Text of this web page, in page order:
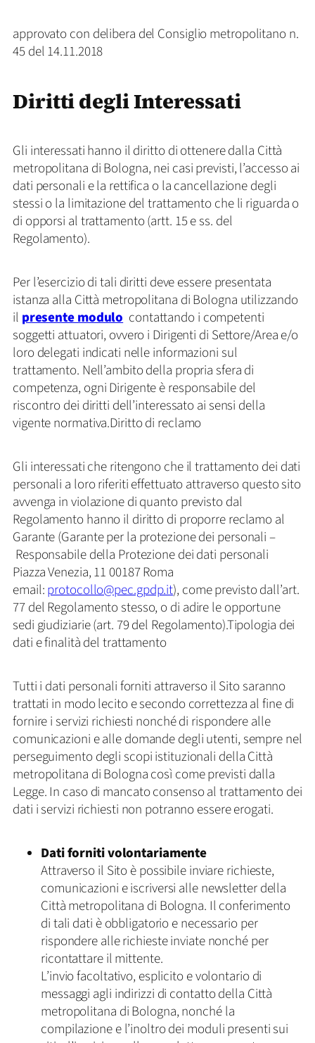
approvato con delibera del Consiglio metropolitano n.
45 del 14.11.2018
Diritti degli Interessati
Gli interessati hanno il diritto di ottenere dalla Città
metropolitana di Bologna, nei casi previsti, l’accesso ai
dati personali e la rettifica o la cancellazione degli
stessi o la limitazione del trattamento che li riguarda o
di opporsi al trattamento (artt. 15 e ss. del
Regolamento).
Per l’esercizio di tali diritti deve essere presentata
istanza alla Città metropolitana di Bologna utilizzando
il presente modulo contattando i competenti
soggetti attuatori, ovvero i Dirigenti di Settore/Area e/o
loro delegati indicati nelle informazioni sul
trattamento. Nell’ambito della propria sfera di
competenza, ogni Dirigente è responsabile del
riscontro dei diritti dell’interessato ai sensi della
vigente normativa.Diritto di reclamo
Gli interessati che ritengono che il trattamento dei dati
personali a loro riferiti effettuato attraverso questo sito
avvenga in violazione di quanto previsto dal
Regolamento hanno il diritto di proporre reclamo al
Garante (Garante per la protezione dei personali –
Responsabile della Protezione dei dati personali
Piazza Venezia, 11 00187 Roma
email:protocollo@pec.gpdp.it), come previsto dall’art.
77 del Regolamento stesso, o di adire le opportune
sedi giudiziarie (art. 79 del Regolamento).Tipologia dei
dati e finalità del trattamento
Tutti i dati personali forniti attraverso il Sito saranno
trattati in modo lecito e secondo correttezza al fine di
fornire i servizi richiesti nonché di rispondere alle
comunicazioni e alle domande degli utenti, sempre nel
perseguimento degli scopi istituzionali della Città
metropolitana di Bologna così come previsti dalla
Legge. In caso di mancato consenso al trattamento dei
dati i servizi richiesti non potranno essere erogati.
Dati forniti volontariamente
Attraverso il Sito è possibile inviare richieste,
comunicazioni e iscriversi alle newsletter della
Città metropolitana di Bologna. Il conferimento
di tali dati è obbligatorio e necessario per
rispondere alle richieste inviate nonché per
ricontattare il mittente.
L’invio facoltativo, esplicito e volontario di
messaggi agli indirizzi di contatto della Città
metropolitana di Bologna, nonché la
compilazione e l’inoltro dei moduli presenti sui